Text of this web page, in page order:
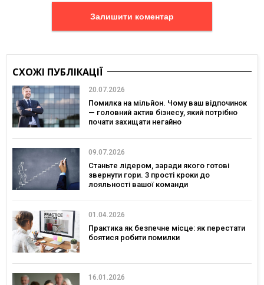
Залишити коментар
СХОЖІ ПУБЛІКАЦІЇ
20.07.2026
Помилка на мільйон. Чому ваш відпочинок
— головний актив бізнесу, який потрібно
почати захищати негайно
09.07.2026
Станьте лідером, заради якого готові
звернути гори. 3 прості кроки до
лояльності вашої команди
01.04.2026
Практика як безпечне місце: як перестати
боятися робити помилки
16.01.2026